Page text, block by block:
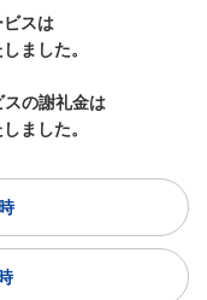
スは
ました。
の謝礼金は
ました。